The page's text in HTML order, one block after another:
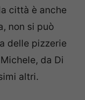
città è anche
non si può
delle pizzerie
da Di
altri.